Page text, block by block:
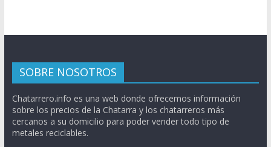
SOBRE NOSOTROS
Chatarrero.info es una web donde ofrecemos información
sobre los precios de la Chatarra y los chatarreros más
cercanos a su domicilio para poder vender todo tipo de
metales reciclables.